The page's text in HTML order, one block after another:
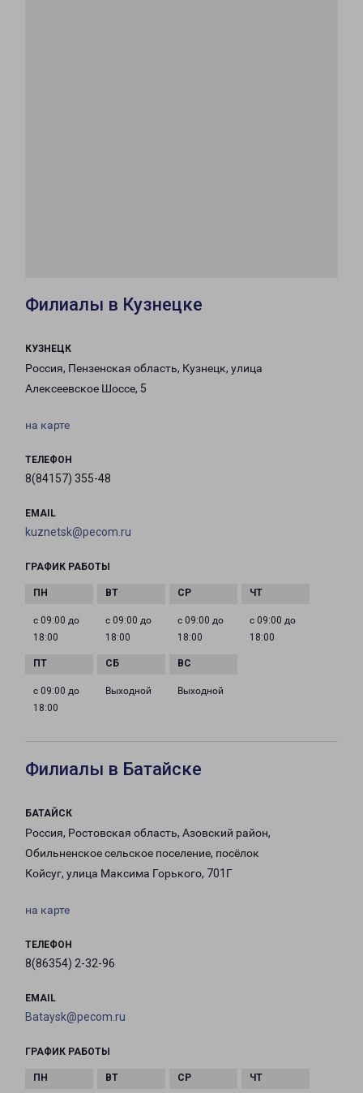
Филиалы в Кузнецке
КУЗНЕЦК
Россия, Пензенская область, Кузнецк, улица
Алексеевское Шоссе, 5
на карте
ТЕЛЕФОН
8(84157) 355-48
EMAIL
kuznetsk@pecom.ru
ГРАФИК РАБОТЫ
с 09:00 до
18:00
с 09:00 до
18:00
с 09:00 до
18:00
с 09:00 до
18:00
с 09:00 до
18:00
Выходной Выходной
Филиалы в Батайске
БАТАЙСК
Россия, Ростовская область, Азовский район,
Обильненское сельское поселение, посёлок
Койсуг, улица Максима Горького, 701Г
на карте
ТЕЛЕФОН
8(86354) 2-32-96
EMAIL
Bataysk@pecom.ru
ГРАФИК РАБОТЫ